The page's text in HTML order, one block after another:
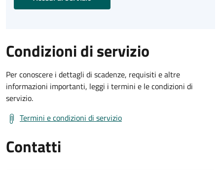
Condizioni di servizio
Per conoscere i dettagli di scadenze, requisiti e altre
informazioni importanti, leggi i termini e le condizioni di
servizio.
Termini e condizioni di servizio
Contatti